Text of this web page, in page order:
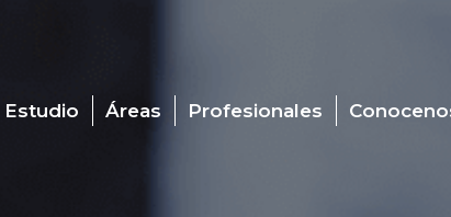
Estudio Áreas Profesionales